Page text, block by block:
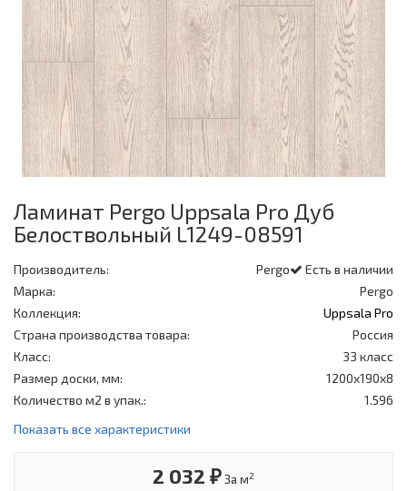
Ламинат Pergo Uppsala Pro Дуб
Белоствольный L1249-08591
Есть в наличии
Производитель:
Pergo
Марка:
Pergo
Коллекция:
Uppsala Pro
Страна производства товара:
Россия
Класс:
33 класс
Размер доски, мм:
1200x190x8
Количество м2 в упак.:
1.596
Показать все характеристики
2 032 ₽За м2